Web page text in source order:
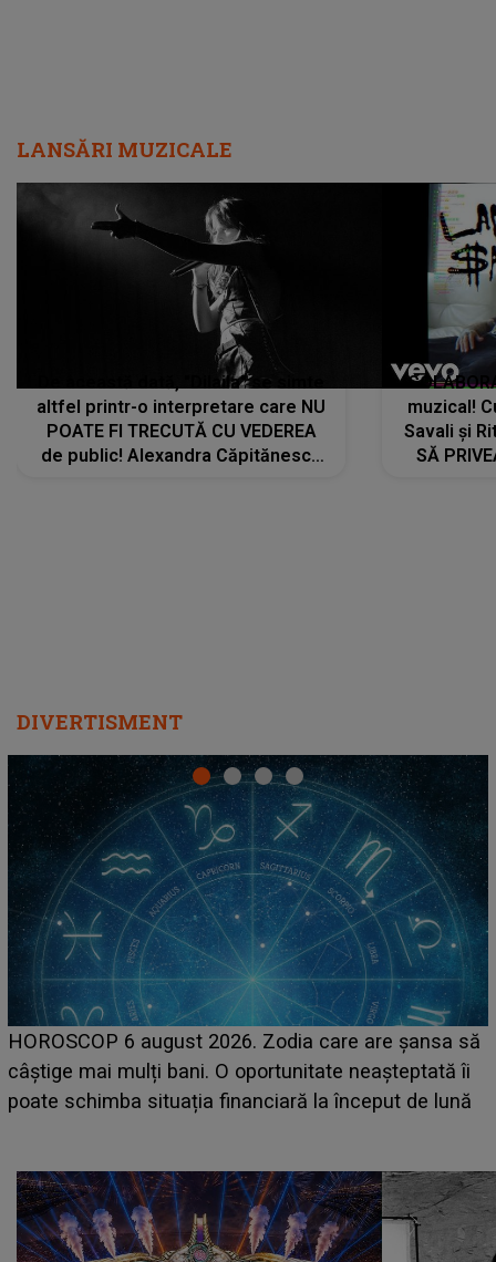
LANSĂRI MUZICALE
De această dată, "Dilaila" se simte
altfel printr-o interpretare care NU
POATE FI TRECUTĂ CU VEDEREA
de public! Alexandra Căpitănescu
muzical!
Savali și
SĂ
DIVERTISMENT
LINE-UP UNTOLD ONE, prima zi. Cine sunt artiștii
care deschid festivalul și de la ce ore au loc cele mai
așteptate concerte pe scena principală?